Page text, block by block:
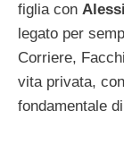
figlia con
legato per
Corriere,
vita privata,
fondamentale